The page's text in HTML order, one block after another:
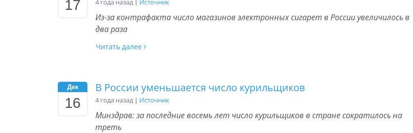
17 4 года назад | Источник
Из-за контрафакта число магазинов электронных сигарет в России увеличилось в
два раза
Читать далее
Дек
16
В России уменьшается число курильщиков
4 года назад | Источник
Минздрав: за последние восемь лет число курильщиков в стране сократилось на
треть